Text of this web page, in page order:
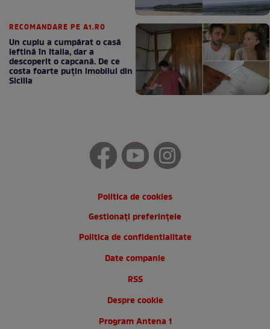
RECOMANDARE PE A1.RO
Un cuplu a cumpărat o casă
ieftină în Italia, dar a
descoperit o capcană. De ce
costa foarte puțin imobilul din
Sicilia
Politica de cookies
Gestionați preferințele
Politica de confidentialitate
Date companie
RSS
Despre cookie
Program Antena 1